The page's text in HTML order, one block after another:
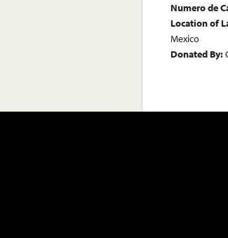
Numero de
Location of
Mexico
Donated By: